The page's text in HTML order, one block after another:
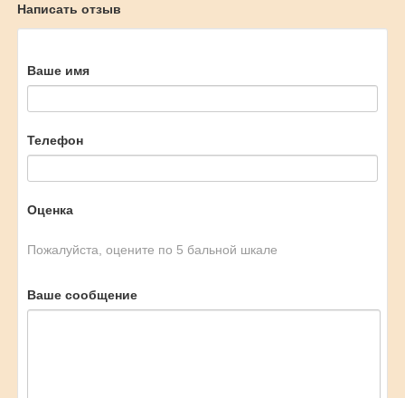
Написать отзыв
Ваше имя
Телефон
Оценка
Пожалуйста, оцените по 5 бальной шкале
Ваше сообщение